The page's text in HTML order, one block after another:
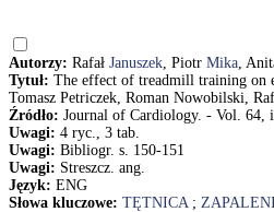
Autorzy: Rafał Januszek, Piotr Mika,
Tytuł: The effect of treadmill training on
Tomasz Petriczek, Roman Nowobilski,
Źródło: Journal of Cardiology. - Vol. 64,
Uwagi: 4 ryc., 3 tab.
Uwagi: Bibliogr. s. 150-151
Uwagi: Streszcz. ang.
Język: ENG
Słowa kluczowe: TĘTNICA;